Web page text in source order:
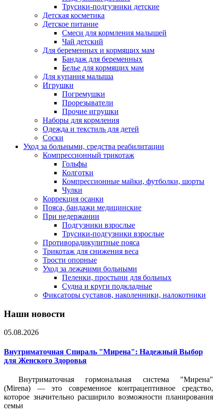
Трусики-подгузники детские
Детская косметика
Детское питание
Смеси для кормления малышей
Чай детский
Для беременных и кормящих мам
Бандаж для беременных
Белье для кормящих мам
Для купания малыша
Игрушки
Погремушки
Прорезыватели
Прочие игрушки
Наборы для кормления
Одежда и текстиль для детей
Соски
Уход за больными, средства реабилитации
Компрессионный трикотаж
Гольфы
Колготки
Компрессионные майки, футболки, шорты
Чулки
Коррекция осанки
Пояса, бандажи медицинские
При недержании
Подгузники взрослые
Трусики-подгузники взрослые
Противорадикулитные пояса
Трикотаж для снижения веса
Трости опорные
Уход за лежачими больными
Пеленки, простыни для больных
Судна и круги подкладные
Фиксаторы суставов, наколенники, налокотники
Наши новости
05.08.2026
Внутриматочная Спираль "Мирена": Надежный Выбор
для Женского Здоровья
Внутриматочная гормональная система "Мирена"
(Mirena) — это современное контрацептивное средство,
которое значительно расширило возможности планирования
семьи